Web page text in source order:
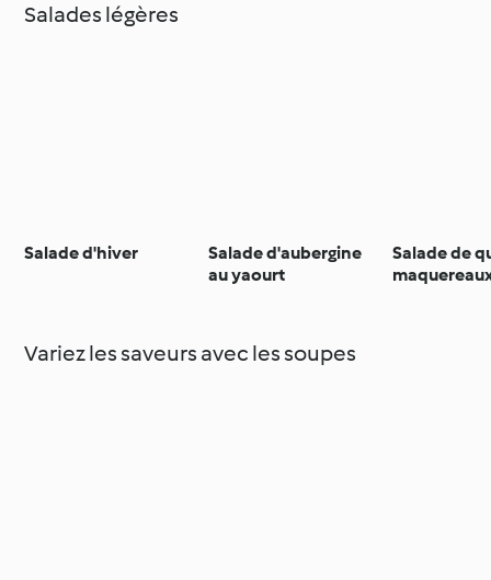
Salades légères
Salade d'hiver
Salade d'aubergine
au yaourt
Salade de
Variez les saveurs avec les soupes